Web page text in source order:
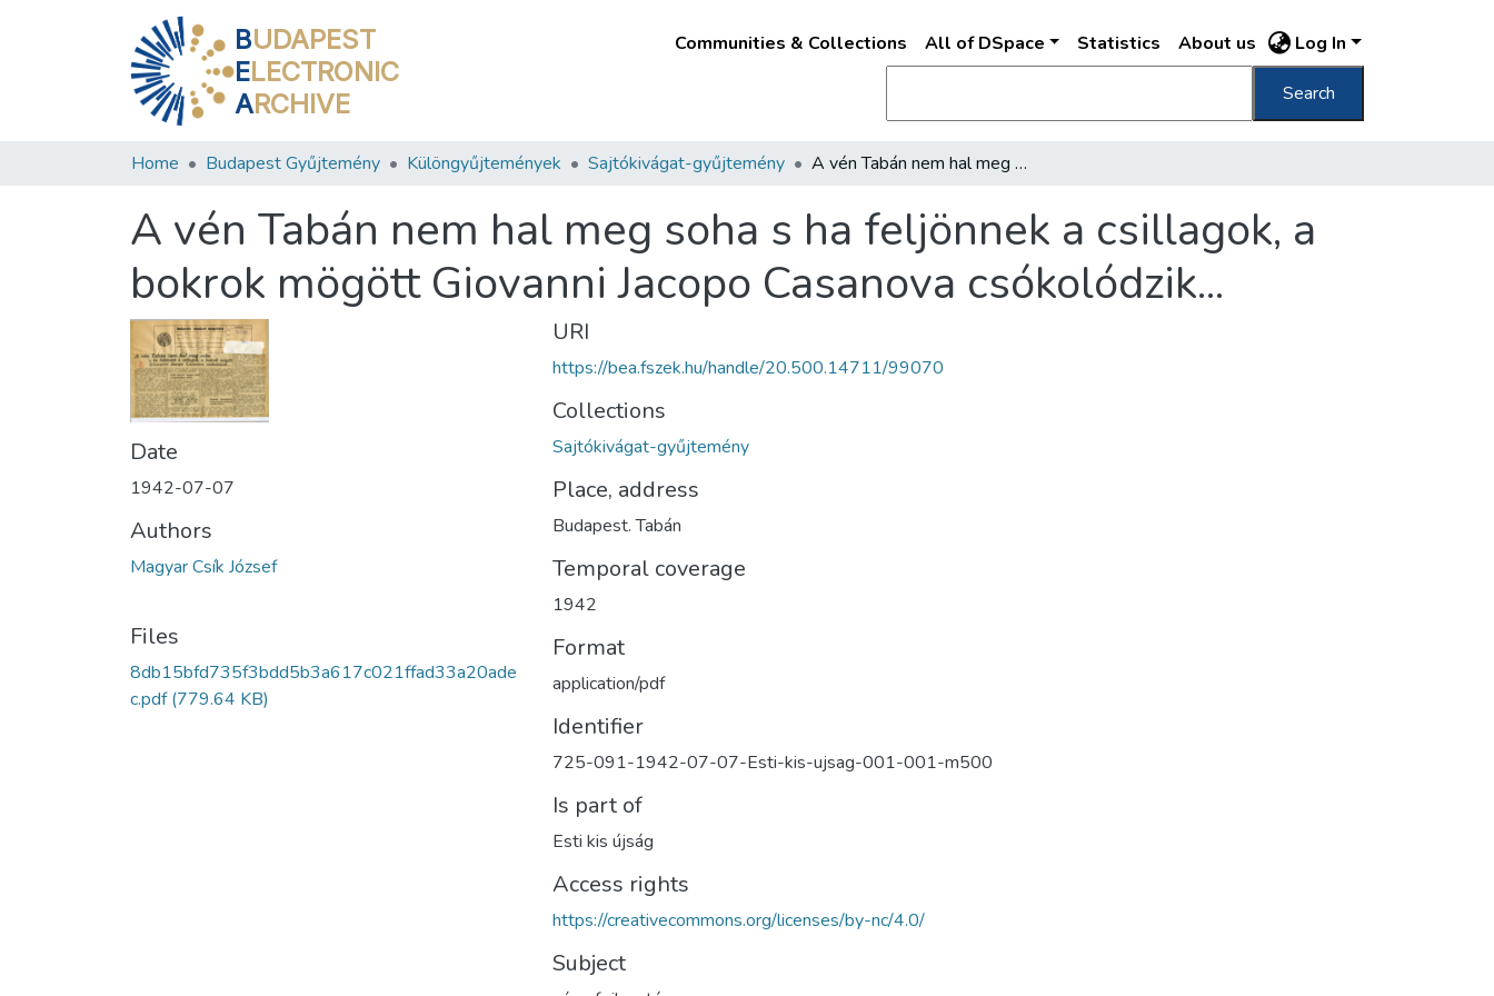
BUDAPEST
ELECTRONIC
ARCHIVE
Communities & Collections All of DSpace Statistics About us Log In
Search
Home Budapest Gyűjtemény Különgyűjtemények Sajtókivágat-gyűjtemény A vén Tabán nem hal meg soha s ha feljönnek a csillagok, a bokrok mögött Giovanni Jacopo Casanova csókolódzik...
A vén Tabán nem hal meg soha s ha feljönnek a csillagok, a
bokrok mögött Giovanni Jacopo Casanova csókolódzik...
Date
1942-07-07
Authors
Magyar Csík József
Files
8db15bfd735f3bdd5b3a617c021ffad33a20ade
c.pdf(779.64 KB)
URI
https://bea.fszek.hu/handle/20.500.14711/99070
Collections
Sajtókivágat-gyűjtemény
Place, address
Budapest. Tabán
Temporal coverage
1942
Format
application/pdf
Identifier
725-091-1942-07-07-Esti-kis-ujsag-001-001-m500
Is part of
Esti kis újság
Access rights
https://creativecommons.org/licenses/by-nc/4.0/
Subject